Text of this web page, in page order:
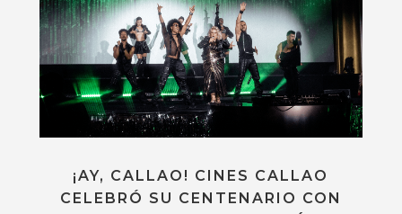
¡AY, CALLAO! CINES CALLAO
CELEBRÓ SU CENTENARIO CON